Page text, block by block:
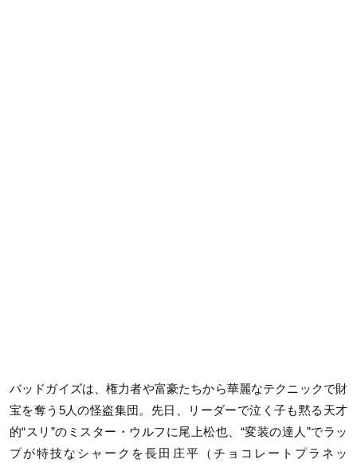
バッドガイズは、権力者や富豪たちから華麗なテクニックで財
宝を奪う5人の怪盗集団。先日、リーダーで泣く子も黙る天才
的“スリ”のミスター・ウルフに尾上松也、“変装の達人”でラッ
プが特技なシャークを長田庄平（チョコレートプラネッ